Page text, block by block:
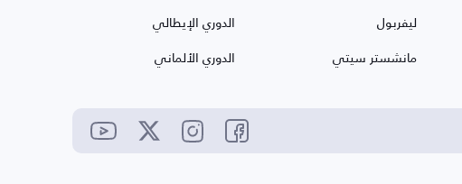
ليفربول
مانشستر سيتي
الدوري الإيطالي
الدوري الألماني